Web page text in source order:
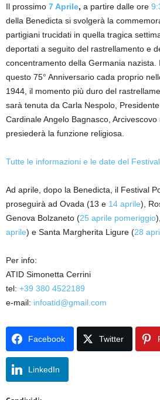
Il prossimo 7 Aprile, a partire dalle ore
della Benedicta si svolgerà la
partigiani trucidati in quella tragica
deportati a seguito del rastrellamento e
concentramento della Germania nazista.
questo 75° Anniversario cada proprio
1944, il momento più duro del
sarà tenuta da Carla Nespolo,
Cardinale Angelo Bagnasco,
presiederà la funzione religiosa.
Tutte le informazioni e le date del
Ad aprile, dopo la Benedicta, il Festival
proseguirà ad Ovada (13 e 14 aprile),
Genova Bolzaneto (25 aprile pomeriggio
aprile) e Santa Margherita Ligure (28
Per info:
ATID Simonetta Cerrini
tel: +39 380 4522189
e-mail: infoatid@gmail.com
Facebook Twitter
LinkedIn